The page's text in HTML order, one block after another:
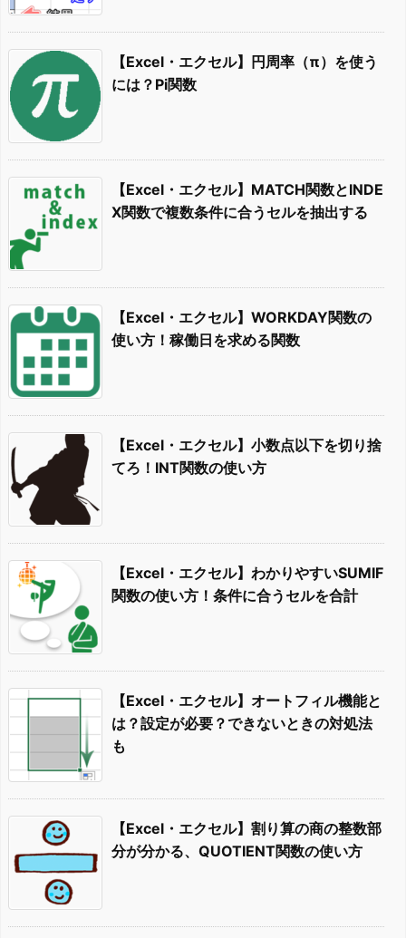
【Excel・エクセル】円周率（π）を使う
には？Pi関数
【Excel・エクセル】MATCH関数とINDE
X関数で複数条件に合うセルを抽出する
【Excel・エクセル】WORKDAY関数の
使い方！稼働日を求める関数
【Excel・エクセル】小数点以下を切り捨
てろ！INT関数の使い方
【Excel・エクセル】わかりやすいSUMIF
関数の使い方！条件に合うセルを合計
【Excel・エクセル】オートフィル機能と
は？設定が必要？できないときの対処法
も
【Excel・エクセル】割り算の商の整数部
分が分かる、QUOTIENT関数の使い方